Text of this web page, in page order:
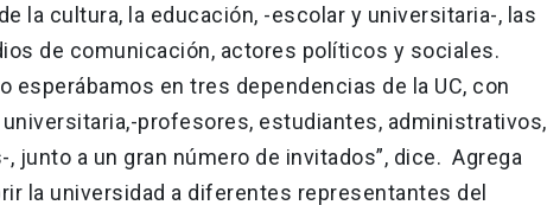
la cultura, la educación, -escolar y universitaria-, las
de comunicación, actores políticos y sociales.
esperábamos en tres dependencias de la UC, con
profesores, estudiantes, administrativos,
junto a un gran número de invitados”, dice. Agrega
la universidad a diferentes representantes del